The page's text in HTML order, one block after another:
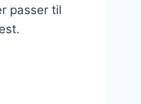
passer til